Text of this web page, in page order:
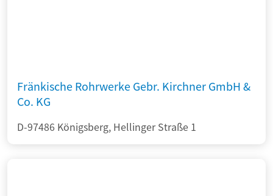
Fränkische Rohrwerke Gebr. Kirchner GmbH &
Co. KG
D-97486 Königsberg, Hellinger Straße 1